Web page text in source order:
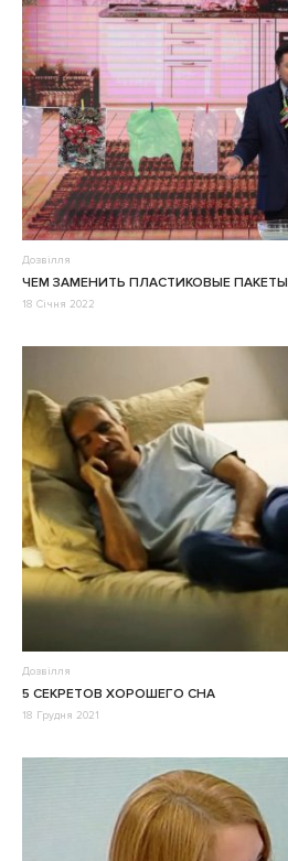
Дозвілля
ЧЕМ ЗАМЕНИТЬ ПЛАСТИКОВЫЕ ПАКЕТЫ
18 Січня 2022
Дозвілля
5 СЕКРЕТОВ ХОРОШЕГО СНА
18 Грудня 2021